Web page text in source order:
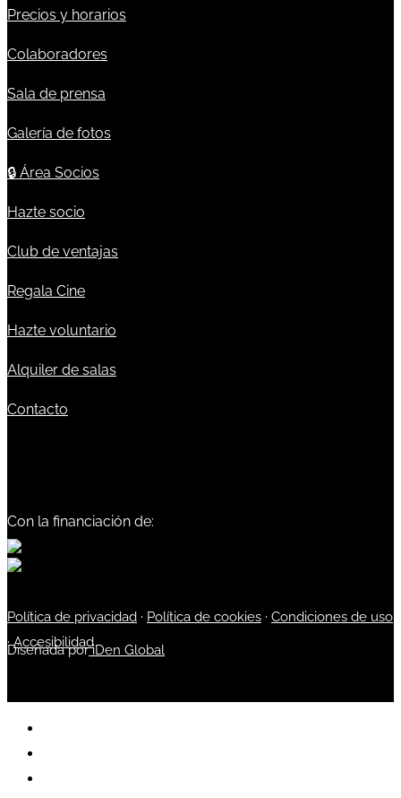
Precios y horarios
Colaboradores
Sala de prensa
Galería de fotos
🔒 Área Socios
Hazte socio
Club de ventajas
Regala Cine
Hazte voluntario
Alquiler de salas
Contacto
Con la financiación de:
Política de privacidad · Política de cookies · Condiciones de uso
·Accesibilidad
Diseñada poriDen Global